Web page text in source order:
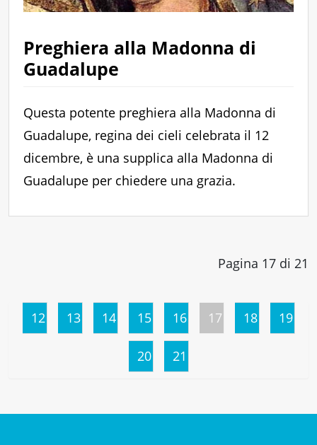
Preghiera alla Madonna di
Guadalupe
Questa potente preghiera alla Madonna di
Guadalupe, regina dei cieli celebrata il 12
dicembre, è una supplica alla Madonna di
Guadalupe per chiedere una grazia.
Pagina 17 di 21
12 13 14 15 16 17 18 19
20 21